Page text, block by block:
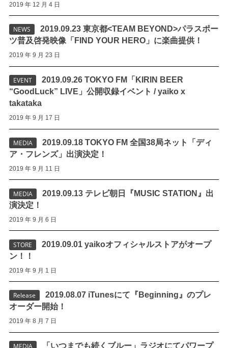
2019 年 12 月 4 日
NEWS
2019.09.23 東京都<TEAM BEYOND>パラスポー
ツ普及啓発映像「FIND YOUR HERO」に楽曲提供！
2019 年 9 月 23 日
EVENT
2019.09.26 TOKYO FM「KIRIN BEER
“GoodLuck” LIVE」公開収録イベント / yaiko x
takataka
2019 年 9 月 17 日
MEDIA
2019.09.18 TOKYO FM 全国38局ネット「ディ
ア・フレンズ」出演決定！
2019 年 9 月 11 日
MEDIA
2019.09.13 テレビ朝日『MUSIC STATION』出
演決定！
2019 年 9 月 6 日
STORE
2019.09.01 yaikoオフィシャルストアがオープ
ン！！
2019 年 9 月 1 日
Release
2019.08.07 iTunesにて『Beginning』のプレ
オーダー開始！
2019 年 8 月 7 日
MEDIA
「いつまでも続くブルー」ラジオにてパワープ